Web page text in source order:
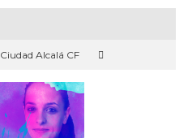
Ciudad Alcalá CF